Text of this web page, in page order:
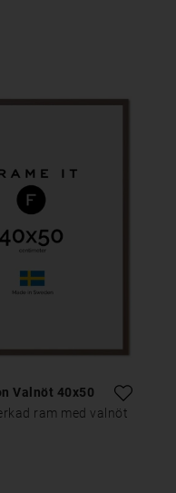
Valnöt 40x50
ram med valnöt